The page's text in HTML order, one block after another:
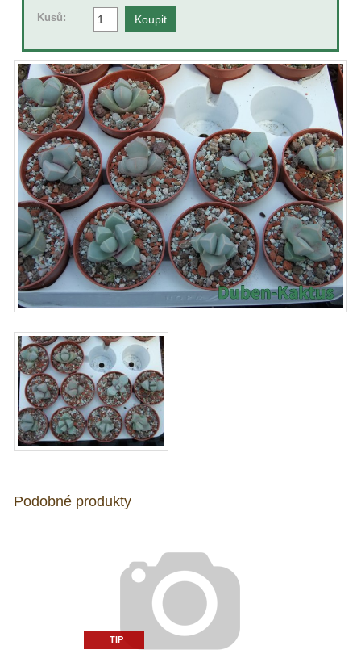
Kusů:
Podobné produkty
TIP